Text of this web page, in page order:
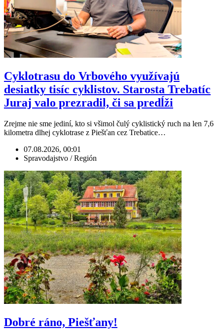
Cyklotrasu do Vrbového využívajú
desiatky tisíc cyklistov. Starosta Trebatíc
Juraj valo prezradil, či sa predĺži
Zrejme nie sme jediní, kto si všimol čulý cyklistický ruch na len 7,6
kilometra dlhej cyklotrase z Piešťan cez Trebatice…
07.08.2026, 00:01
Spravodajstvo / Región
Dobré ráno, Piešťany!